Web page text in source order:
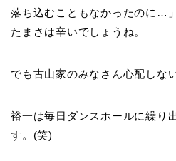
落ち込むこともなかったのに…
たまさは辛いでしょうね。
でも古山家のみなさん心配しな
裕一は毎日ダンスホールに繰り
す。(笑)